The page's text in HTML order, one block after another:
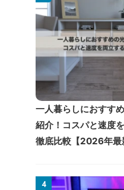
一人暮らしにおすす
紹介！コスパと速度
徹底比較【2026年最
4